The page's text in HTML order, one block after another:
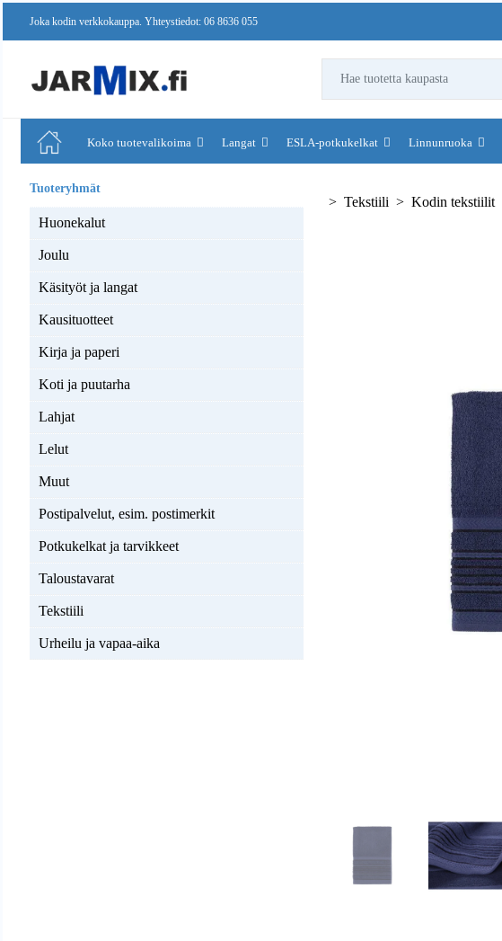
Joka kodin verkkokauppa. Yhteystiedot: 06 8636 055
Koko tuotevalikoima Langat ESLA-potkukelkat Linnunruoka
Huonekalut
Joulu
Käsityöt ja langat
Kausituotteet
Kirja ja paperi
Koti ja puutarha
Lahjat
Lelut
Muut
Postipalvelut, esim. postimerkit
Potkukelkat ja tarvikkeet
Taloustavarat
Tekstiili
Urheilu ja vapaa-aika
Tekstiili Kodin tekstiilit